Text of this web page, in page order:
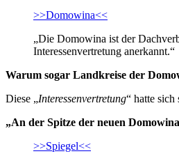
>>Domowina<<
„Die Domowina ist der
Interessenvertretung anerkannt.“
Warum sogar Landkreise der
Diese „Interessenvertretung“ hatte
„An der Spitze der neuen
>>Spiegel<<